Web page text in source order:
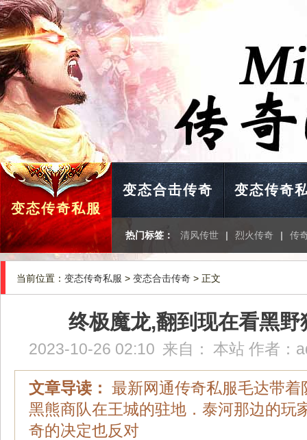
变态传奇私服
变态合击传奇 变态传奇
热门标签： 清风传世 | 烈火传奇 | 传
当前位置： 变态传奇私服 > 变态合击传奇 > 正文
终极魔龙,翻到现在看黑野
2023-10-26 02:10 来自： 本站 作者：
文章导读： 最新网通传奇私服毛达带着
黑熊商队在王城的驻地．泰河那边的玩
奇的决定也反对